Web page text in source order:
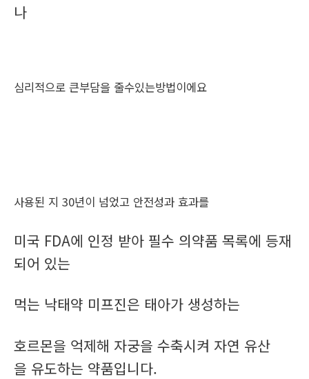
나
심리적으로 큰부담을 줄수있는방법이에요
사용된 지 30년이 넘었고 안전성과 효과를
미국 FDA에 인정 받아 필수 의약품 목록에 등재
되어 있는
먹는 낙태약 미프진은 태아가 생성하는
호르몬을 억제해 자궁을 수축시켜 자연 유산
을 유도하는 약품입니다.